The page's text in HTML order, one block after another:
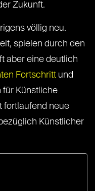
Zukunft.
völlig neu.
spielen durch den
aber eine deutlich
Fortschritt und
für Künstliche
fortlaufend neue
Künstlicher